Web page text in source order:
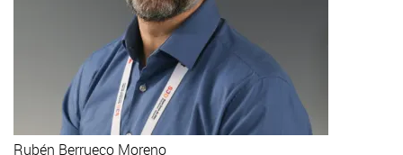
Rubén Berrueco Moreno